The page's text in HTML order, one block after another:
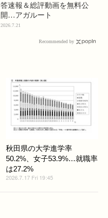
答速報＆総評動画を無料公
開…アガルート
2026.7.21
Recommended by
秋田県の大学進学率
50.2%、女子53.9%…就職率
は27.2%
2026.7.17 Fri 19:45